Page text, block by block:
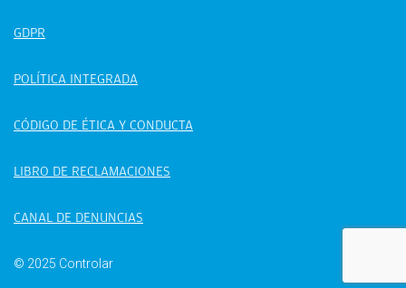
GDPR
POLÍTICA INTEGRADA
CÓDIGO DE ÉTICA Y CONDUCTA
LIBRO DE RECLAMACIONES
CANAL DE DENUNCIAS
© 2025 Controlar